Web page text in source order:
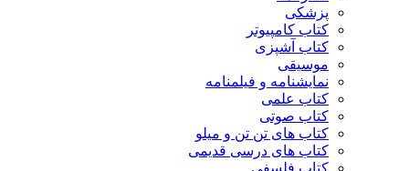
پزشکی
کتاب کامپیوتر
کتاب آشپزی
موسیقی
نمایشنامه و فیلمنامه
کتاب علمی
کتاب صوتی
کتاب های تن تن و میلو
کتاب های درسی قدیمی